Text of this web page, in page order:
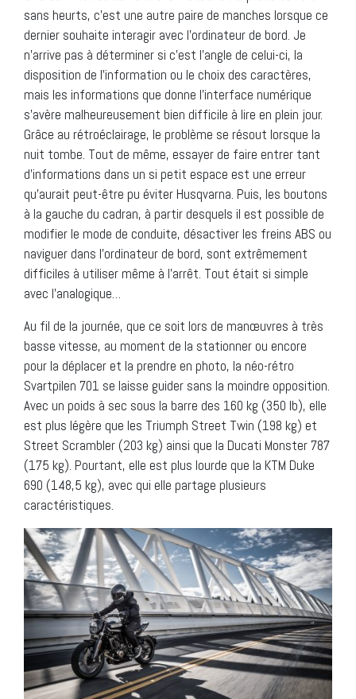
sans heurts, c’est une autre paire de manches lorsque ce
dernier souhaite interagir avec l’ordinateur de bord. Je
n’arrive pas à déterminer si c’est l’angle de celui-ci, la
disposition de l’information ou le choix des caractères,
mais les informations que donne l’interface numérique
s’avère malheureusement bien difficile à lire en plein jour.
Grâce au rétroéclairage, le problème se résout lorsque la
nuit tombe. Tout de même, essayer de faire entrer tant
d’informations dans un si petit espace est une erreur
qu’aurait peut-être pu éviter Husqvarna. Puis, les boutons
à la gauche du cadran, à partir desquels il est possible de
modifier le mode de conduite, désactiver les freins ABS ou
naviguer dans l’ordinateur de bord, sont extrêmement
difficiles à utiliser même à l’arrêt. Tout était si simple
avec l’analogique…
Au fil de la journée, que ce soit lors de manœuvres à très
basse vitesse, au moment de la stationner ou encore
pour la déplacer et la prendre en photo, la néo-rétro
Svartpilen 701 se laisse guider sans la moindre opposition.
Avec un poids à sec sous la barre des 160 kg (350 lb), elle
est plus légère que les Triumph Street Twin (198 kg) et
Street Scrambler (203 kg) ainsi que la Ducati Monster 787
(175 kg). Pourtant, elle est plus lourde que la KTM Duke
690 (148,5 kg), avec qui elle partage plusieurs
caractéristiques.